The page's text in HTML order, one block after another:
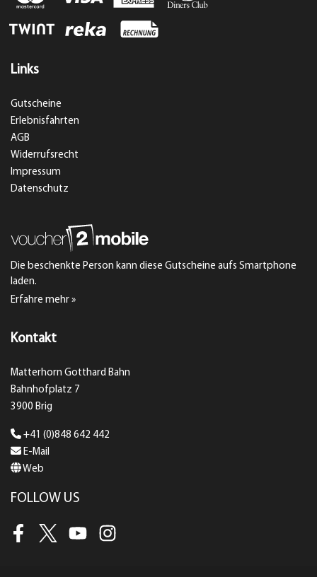
Links
Gutscheine
Erlebnisfahrten
AGB
Widerrufsrecht
Impressum
Datenschutz
Die beschenkte Person kann diese Gutscheine aufs Smartphone
laden.
Erfahre mehr »
Kontakt
Matterhorn Gotthard Bahn
Bahnhofplatz 7
3900 Brig
+41 (0)848 642 442
E-Mail
Web
FOLLOW US
FacebookTwitterYoutubeInstagram